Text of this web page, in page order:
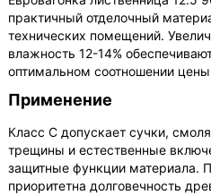
практичный отделочный
технических помещений.
влажность 12-14%
оптимальном соотношении цены
Применение
Класс С допускает сучки,
трещины и естественные
защитные функции материала.
приоритетна долговечность